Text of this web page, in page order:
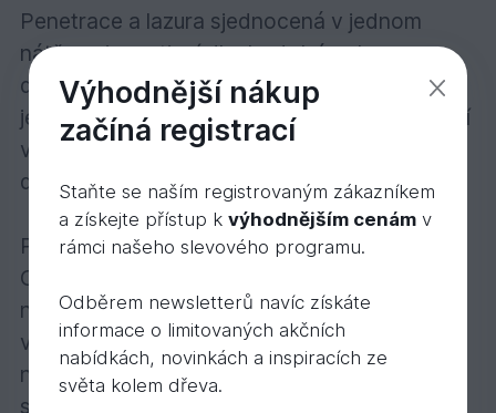
Penetrace a lazura sjednocená v jednom
nátěru – inovativní dlouhodobá ochrana
dřeva na bázi oleje! Ochranná olejová lazura
je transparentní, polomatná a určená k použití
venku. Mikroporézní, trvanlivá ochrana pro
dřevo ve venkovních prostorách.
Popis výrobku:
Ochranná olejová lazura je polomatný nátěr
na bázi přírodních olejů na veškeré dřevo ve
vnějších prostorách. S otevřenými póry,
nechá dřevo dýchat, snižuje bobtnání a
sesýchání. Odpuzuje vodu, je mimořádně
Výhodnější nákup
začíná registrací
Staňte se naším registrovaným zákazníkem
a získejte přístup k výhodnějším cenámv
rámci našeho slevového programu.
Odběrem newsletterů navíc získáte
informace o limitovaných akčních
nabídkách, novinkách a inspiracích ze
světa kolem dřeva.